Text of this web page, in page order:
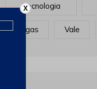
Tecnologia
Vagas Vale
X